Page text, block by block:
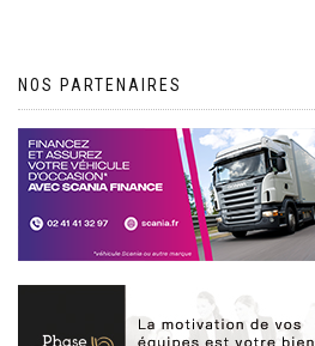
NOS PARTENAIRES